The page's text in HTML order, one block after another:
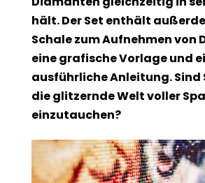
hält. Der Set enthält
Schale zum Aufnehmen von
eine grafische Vorlage und
ausführliche Anleitung. Sind
die glitzernde Welt voller
einzutauchen?